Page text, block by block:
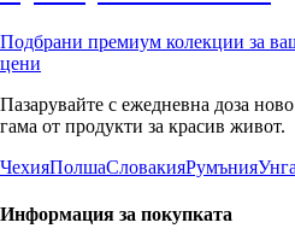
Подбрани премиум колекции за
цени
Пазарувайте с ежедневна доза
гама от продукти за красив живот.
ЧехияПолшаСловакияРумъния
Информация за покупката